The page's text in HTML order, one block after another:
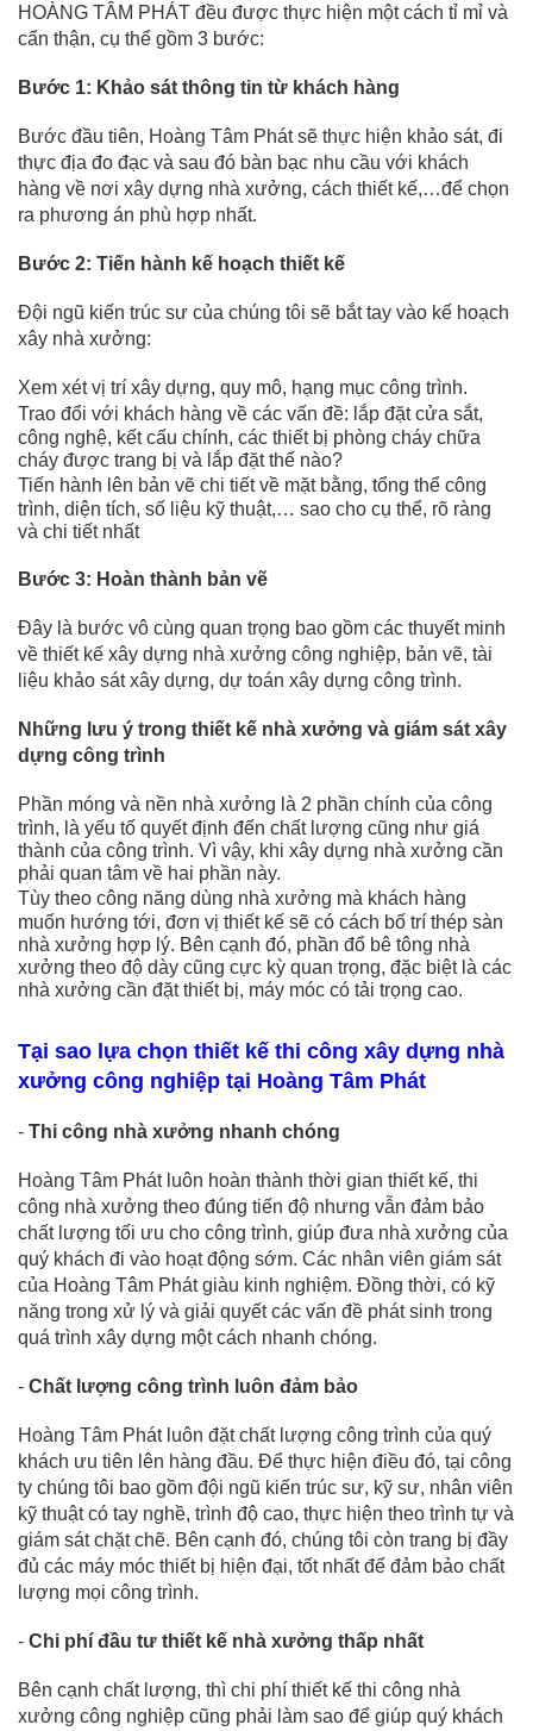
HOÀNG TÂM PHÁT đều được thực hiện một cách tỉ mỉ và
cẩn thận, cụ thể gồm 3 bước:
Bước 1: Khảo sát thông tin từ khách hàng
Bước đầu tiên, Hoàng Tâm Phát sẽ thực hiện khảo sát, đi
thực địa đo đạc và sau đó bàn bạc nhu cầu với khách
hàng về nơi xây dựng nhà xưởng, cách thiết kế,…để chọn
ra phương án phù hợp nhất.
Bước 2: Tiến hành kế hoạch thiết kế
Đội ngũ kiến trúc sư của chúng tôi sẽ bắt tay vào kế hoạch
xây nhà xưởng:
Xem xét vị trí xây dựng, quy mô, hạng mục công trình.
Trao đổi với khách hàng về các vấn đề: lắp đặt cửa sắt,
công nghệ, kết cấu chính, các thiết bị phòng cháy chữa
cháy được trang bị và lắp đặt thế nào?
Tiến hành lên bản vẽ chi tiết về mặt bằng, tổng thể công
trình, diện tích, số liệu kỹ thuật,… sao cho cụ thể, rõ ràng
và chi tiết nhất
Bước 3: Hoàn thành bản vẽ
Đây là bước vô cùng quan trọng bao gồm các thuyết minh
về thiết kế xây dựng nhà xưởng công nghiệp, bản vẽ, tài
liệu khảo sát xây dựng, dự toán xây dựng công trình.
Những lưu ý trong thiết kế nhà xưởng và giám sát xây
dựng công trình
Phần móng và nền nhà xưởng là 2 phần chính của công
trình, là yếu tố quyết định đến chất lượng cũng như giá
thành của công trình. Vì vậy, khi xây dựng nhà xưởng cần
phải quan tâm về hai phần này.
Tùy theo công năng dùng nhà xưởng mà khách hàng
muốn hướng tới, đơn vị thiết kế sẽ có cách bố trí thép sàn
nhà xưởng hợp lý. Bên cạnh đó, phần đổ bê tông nhà
xưởng theo độ dày cũng cực kỳ quan trọng, đặc biệt là các
nhà xưởng cần đặt thiết bị, máy móc có tải trọng cao.
Tại sao lựa chọn thiết kế thi công xây dựng nhà
xưởng công nghiệp tại Hoàng Tâm Phát
- Thi công nhà xưởng nhanh chóng
Hoàng Tâm Phát luôn hoàn thành thời gian thiết kế, thi
công nhà xưởng theo đúng tiến độ nhưng vẫn đảm bảo
chất lượng tối ưu cho công trình, giúp đưa nhà xưởng của
quý khách đi vào hoạt động sớm. Các nhân viên giám sát
của Hoàng Tâm Phát giàu kinh nghiệm. Đồng thời, có kỹ
năng trong xử lý và giải quyết các vấn đề phát sinh trong
quá trình xây dựng một cách nhanh chóng.
- Chất lượng công trình luôn đảm bảo
Hoàng Tâm Phát luôn đặt chất lượng công trình của quý
khách ưu tiên lên hàng đầu. Để thực hiện điều đó, tại công
ty chúng tôi bao gồm đội ngũ kiến trúc sư, kỹ sư, nhân viên
kỹ thuật có tay nghề, trình độ cao, thực hiện theo trình tự và
giám sát chặt chẽ. Bên cạnh đó, chúng tôi còn trang bị đầy
đủ các máy móc thiết bị hiện đại, tốt nhất để đảm bảo chất
lượng mọi công trình.
- Chi phí đầu tư thiết kế nhà xưởng thấp nhất
Bên cạnh chất lượng, thì chi phí thiết kế thi công nhà
xưởng công nghiệp cũng phải làm sao để giúp quý khách